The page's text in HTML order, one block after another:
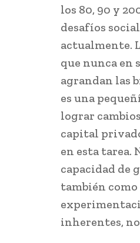
los 80, 90 y
desafíos
actualmente.
que nunca en
agrandan las
es una
lograr
capital
en esta tarea.
capacidad de
también
inherentes, no